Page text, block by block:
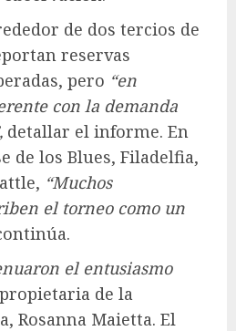
de dos tercios de
reservas
pero “en
con la demanda
detallar el informe. En
de los Blues, Filadelfia,
“Muchos
el torneo como un
el entusiasmo
de la
Rosanna Maietta. El